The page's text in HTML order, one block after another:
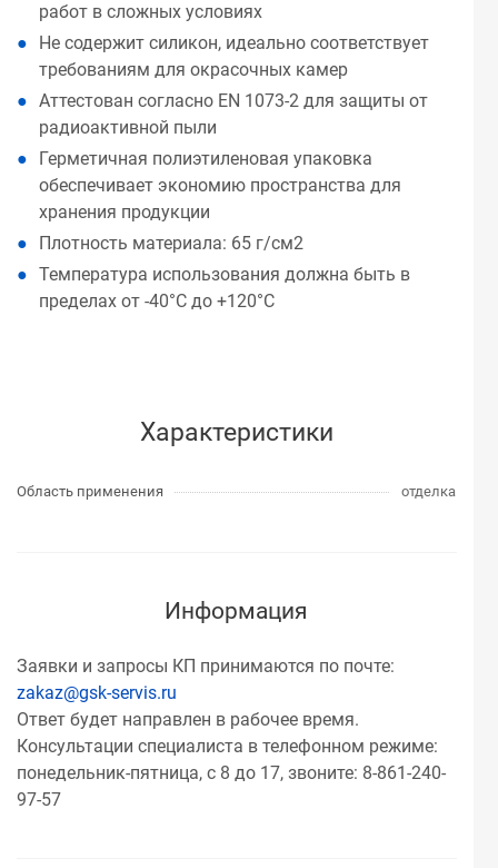
работ в сложных условиях
Не содержит силикон, идеально соответствует
требованиям для окрасочных камер
Аттестован согласно EN 1073-2 для защиты от
радиоактивной пыли
Герметичная полиэтиленовая упаковка
обеспечивает экономию пространства для
хранения продукции
Плотность материала: 65 г/см2
Температура использования должна быть в
пределах от -40°С до +120°С
Характеристики
Область применения отделка
Информация
Заявки и запросы КП принимаются по почте:
zakaz@gsk-servis.ru
Ответ будет направлен в рабочее время.
Консультации специалиста в телефонном режиме:
понедельник-пятница, с 8 до 17, звоните: 8-861-240-
97-57